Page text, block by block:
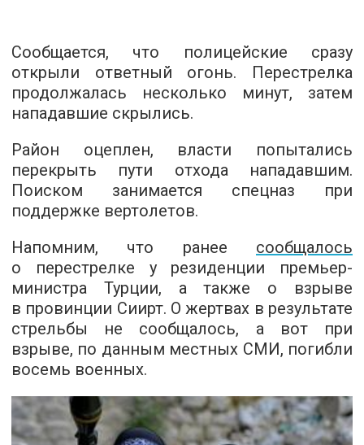
Сообщается, что полицейские сразу
открыли ответный огонь. Перестрелка
продолжалась несколько минут, затем
нападавшие скрылись.
Район оцеплен, власти попытались
перекрыть пути отхода нападавшим.
Поиском занимается спецназ при
поддержке вертолетов.
Напомним, что ранее сообщалось
о перестрелке у резиденции премьер-
министра Турции, а также о взрыве
в провинции Сиирт. О жертвах в результате
стрельбы не сообщалось, а вот при
взрыве, по данным местных СМИ, погибли
восемь военных.